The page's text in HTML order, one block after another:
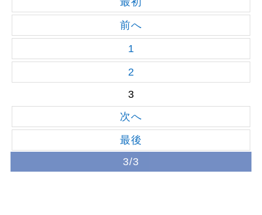
前へ
1
2
3
次へ
最後
3/3